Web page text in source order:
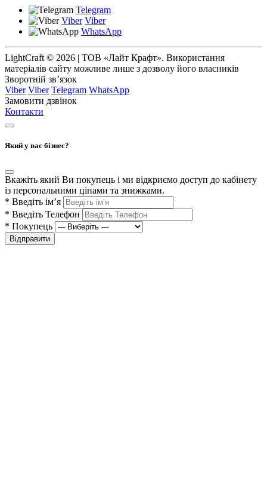
Telegram
Viber Viber
WhatsApp
LightCraft © 2026 | ТОВ «Лайт Крафт». Використання
матеріалів сайту можливе лише з дозволу його власників
Зворотній зв’язок
Viber Viber Telegram WhatsApp
Замовити дзвінок
Контакти
Який у вас бізнес?
Вкажіть який Ви покупець і ми відкриємо доступ до кабінету
із персональними цінами та знижками.
* Введіть ім’я
* Введіть Телефон
* Покупець
Відправити